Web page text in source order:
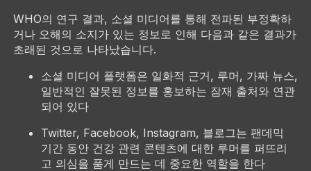
WHO의 연구 결과, 소셜 미디어를 통해 전파된 부정확하
거나 오해의 소지가 있는 정보로 인해 다음과 같은 결과가
초래된 것으로 나타났습니다.
소셜 미디어 플랫폼은 일화적 근거, 루머, 가짜 뉴스,
일반적인 잘못된 정보를 홍보하는 잠재 출처와 연관
되어 있다
Twitter, Facebook, Instagram, 블로그는 팬데믹
기간 동안 건강 관련 콘텐츠에 대한 루머를 퍼뜨리
고 의심을 품게 만드는 데 중요한 역할을 한다